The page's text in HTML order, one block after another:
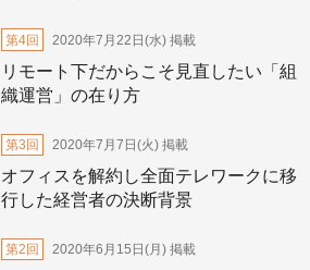
リモート下だからこそ見直したい「組
織運営」の在り方
第4回 2020年7月22日(水)掲載
オフィスを解約し全面テレワークに移
行した経営者の決断背景
第3回 2020年7月7日(火)掲載
第2回 2020年6月15日(月)掲載